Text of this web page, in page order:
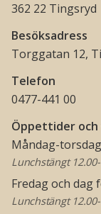
362 22 Tingsryd
Besöksadress
Torggatan 12,
Telefon
0477-441 00
Öppettider och
Måndag-
Lunchstängt
Fredag och dag
Lunchstängt